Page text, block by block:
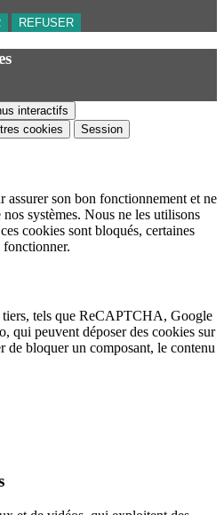
REFUSER
interactifs
cookies Session
assurer son bon fonctionnement et ne
systèmes. Nous ne les utilisons
cookies sont bloqués, certaines
fonctionner.
tiers, tels que ReCAPTCHA, Google
qui peuvent déposer des cookies sur
de bloquer un composant, le contenu